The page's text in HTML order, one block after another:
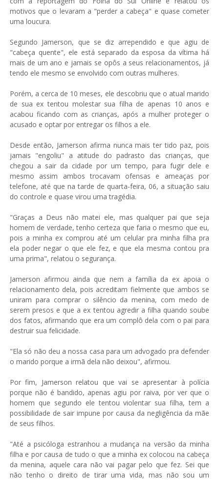
motivos que o levaram a "perder a cabeça" e quase cometer
uma loucura.
Segundo Jamerson, que se diz arrependido e que agiu de
"cabeça quente", ele está separado da esposa da vítima há
mais de um ano e jamais se opôs a seus relacionamentos, já
tendo ele mesmo se envolvido com outras mulheres.
Porém, a cerca de 10 meses, ele descobriu que o atual marido
de sua ex tentou molestar sua filha de apenas 10 anos e
acabou ficando com as crianças, após a mulher proteger o
acusado e optar por entregar os filhos a ele.
Desde então, Jamerson afirma nunca mais ter tido paz, pois
jamais "engoliu" a atitude do padrasto das crianças, que
chegou a sair da cidade por um tempo, para fugir dele e
mesmo assim ambos trocavam ofensas e ameaças por
telefone, até que na tarde de quarta-feira, 06, a situação saiu
do controle e quase virou uma tragédia.
"Graças a Deus não matei ele, mas qualquer pai que seja
homem de verdade, tenho certeza que faria o mesmo que eu,
pois a minha ex comprou até um celular pra minha filha pra
ela poder negar o que ele fez, e que ela mesma contou pra
uma prima", relatou o segurança.
Jamerson afirmou ainda que nem a família da ex apoia o
relacionamento dela, pois acreditam fielmente que ambos se
uniram para comprar o silêncio da menina, com medo de
serem presos e que a ex tentou agredir a filha quando soube
dos fatos, afirmando que era um complô dela com o pai para
destruir sua felicidade.
"Ela só não deu a nossa casa para um advogado pra defender
o marido porque a irmã dela não deixou", afirmou.
Por fim, Jamerson relatou que vai se apresentar à polícia
porque não é bandido, apenas agiu por raiva, por ver que o
homem que segundo ele tentou violentar sua filha, tem a
possibilidade de sair impune por causa da negligência da mãe
de seus filhos.
"Até a psicóloga estranhou a mudança na versão da minha
filha e por causa de tudo o que a minha ex colocou na cabeça
da menina, aquele cara não vai pagar pelo que fez. Sei que
não tenho o direito de tirar uma vida, mas não sou um